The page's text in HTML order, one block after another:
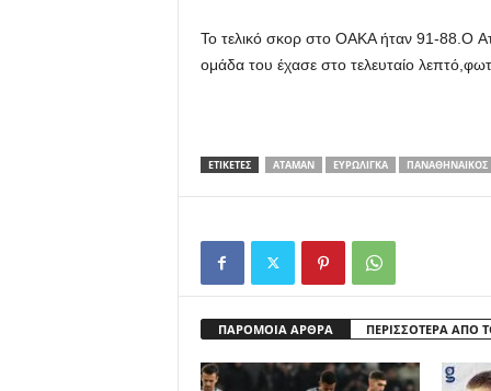
Το τελικό σκορ στο ΟΑΚΑ ήταν 91-88.O
ομάδα του έχασε στο τελευταίο
ΕΤΙΚΕΤΕΣ ΑΤΑΜΆΝ ΕΥΡΩΛΙΓΚΑ ΠΑΝΑΘΗΝΑΙΚΟΣ
ΠΑΡΟΜΟΙΑ ΑΡΘΡΑ ΠΕΡΙΣΣΟΤΕΡΑ ΑΠΟ